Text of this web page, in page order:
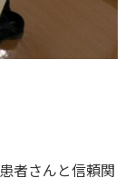
者さんと信頼関